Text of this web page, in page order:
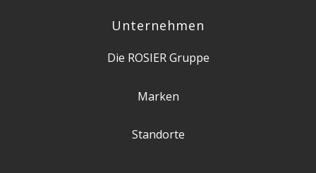
Unternehmen
Die ROSIER Gruppe
Marken
Standorte